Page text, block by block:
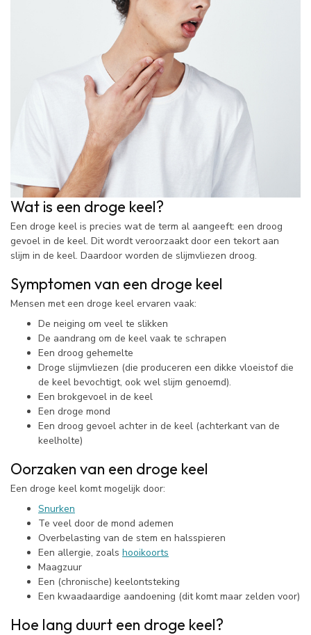
Wat is een droge keel?
Een droge keel is precies wat de term al aangeeft: een droog
gevoel in de keel. Dit wordt veroorzaakt door een tekort aan
slijm in de keel. Daardoor worden de slijmvliezen droog.
Symptomen van een droge keel
Mensen met een droge keel ervaren vaak:
De neiging om veel te slikken
De aandrang om de keel vaak te schrapen
Een droog gehemelte
Droge slijmvliezen (die produceren een dikke vloeistof die
de keel bevochtigt, ook wel slijm genoemd).
Een brokgevoel in de keel
Een droge mond
Een droog gevoel achter in de keel (achterkant van de
keelholte)
Oorzaken van een droge keel
Een droge keel komt mogelijk door:
Snurken
Te veel door de mond ademen
Overbelasting van de stem en halsspieren
Een allergie, zoals hooikoorts
Maagzuur
Een (chronische) keelontsteking
Een kwaadaardige aandoening (dit komt maar zelden voor)
Hoe lang duurt een droge keel?